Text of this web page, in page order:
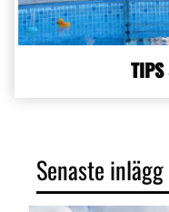
Senaste inlägg